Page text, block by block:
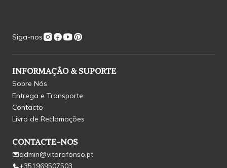
Siga-nos
INFORMAÇÃO & SUPORTE
Sobre Nós
Entrega e Transporte
Contacto
Livro de Reclamações
CONTACTE-NOS
admin@vitorafonso.pt
+351969507503